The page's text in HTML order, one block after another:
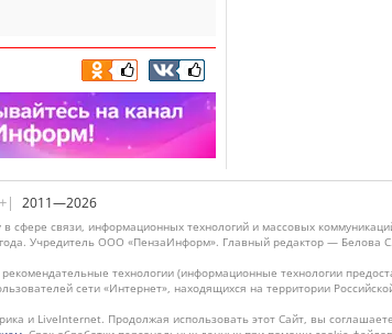
2011—2026
сфере связи, информационных технологий и массовых
Учредитель ООО «ПензаИнформ». Главный редактор — Белова
технологии (информационные технологии
сети «Интернет», находящихся на территории
и LiveInternet. Продолжая использовать этот Сайт, вы